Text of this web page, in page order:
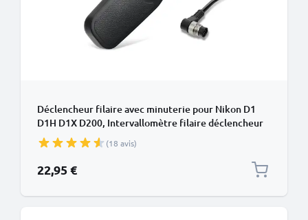
Déclencheur filaire avec minuterie pour Nikon D1
D1H D1X D200, Intervallomètre filaire déclencheur
pour appareil photo de
(18 avis)
22,95 €